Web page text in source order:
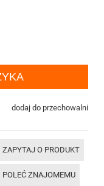
dodaj do przechowalni
ZAPYTAJ O PRODUKT
POLEĆ ZNAJOMEMU